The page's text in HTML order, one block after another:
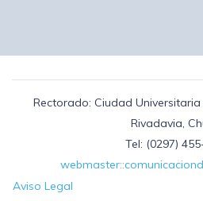
Rectorado: Ciudad
Rivadavia,
Tel: (0297)
Aviso Legal